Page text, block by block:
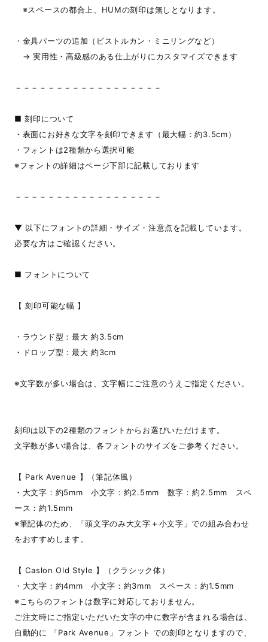
※スペースの都合上、HUMの刻印は無しとなります。
・金具パーツの追加（ピストルカン・ミニリングなど）
→ 実用性・高級感のある仕上がりにカスタマイズできます
－－－－－－－－－－－－－－－－－－
■ 刻印について
・表面にお好きな文字を刻印できます（最大幅：約3.5cm）
・フォントは2種類から選択可能
※フォントの詳細はページ下部に記載しております
－－－－－－－－－－－－－－－－－－
▼ 以下にフォントの詳細・サイズ・注意点を記載しています。
必要な方はご確認ください。
■ フォントについて
【 刻印可能な幅 】
・ラウンド型：最大 約3.5cm
・ドロップ型：最大 約3cm
※文字数が多い場合は、文字幅にご注意のうえご指定ください。
刻印は以下の2種類のフォントからお選びいただけます。
文字数が多い場合は、各フォントのサイズをご参考ください。
【 Park Avenue 】（筆記体風）
・大文字：約5mm 小文字：約2.5mm 数字：約2.5mm スペ
ース：約1.5mm
※筆記体のため、「頭文字のみ大文字＋小文字」での組み合わせ
をおすすめします。
【 Caslon Old Style 】（クラシック体）
・大文字：約4mm 小文字：約3mm スペース：約1.5mm
※こちらのフォントは数字に対応しておりません。
ご注文時にご指定いただいた文字の中に数字が含まれる場合は、
自動的に 「Park Avenue」フォント での刻印となりますので、